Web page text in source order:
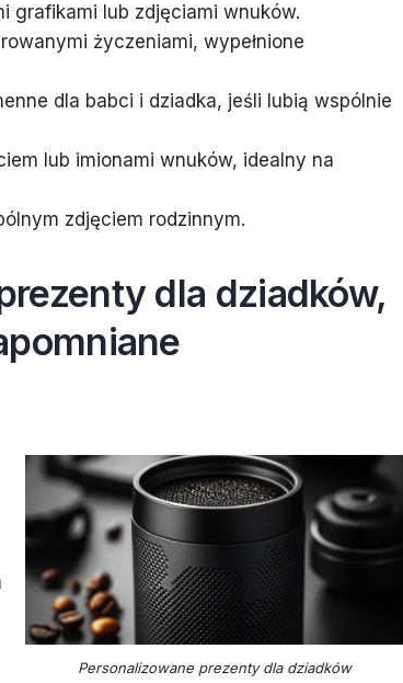
grafikami lub zdjęciami wnuków.
życzeniami, wypełnione
dla babci i dziadka, jeśli lubią wspólnie
lub imionami wnuków, idealny na
zdjęciem rodzinnym.
dla dziadków,
Personalizowane prezenty dla dziadków